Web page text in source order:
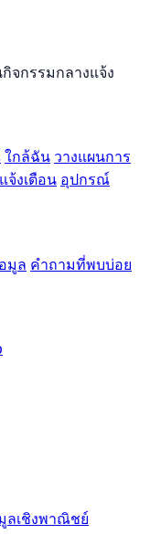
กรรมกลางแจ้ง
ใกล้ฉัน วางแผนการ
จ้งเตือน อุปกรณ์
มูล คำถามที่พบบ่อย
ลเชิงพาณิชย์